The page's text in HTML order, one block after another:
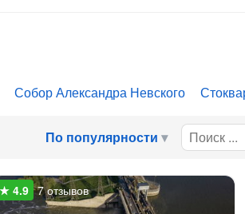
Собор Александра Невского
По популярности
7 отзывов